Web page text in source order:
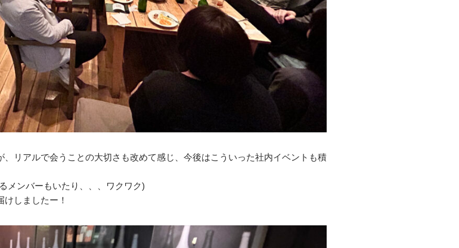
リアルで会うことの大切さも改めて感じ、今後はこういった社内イベントも積
メンバーもいたり、、、ワクワク)
しましたー！